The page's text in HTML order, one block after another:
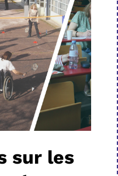
sur les